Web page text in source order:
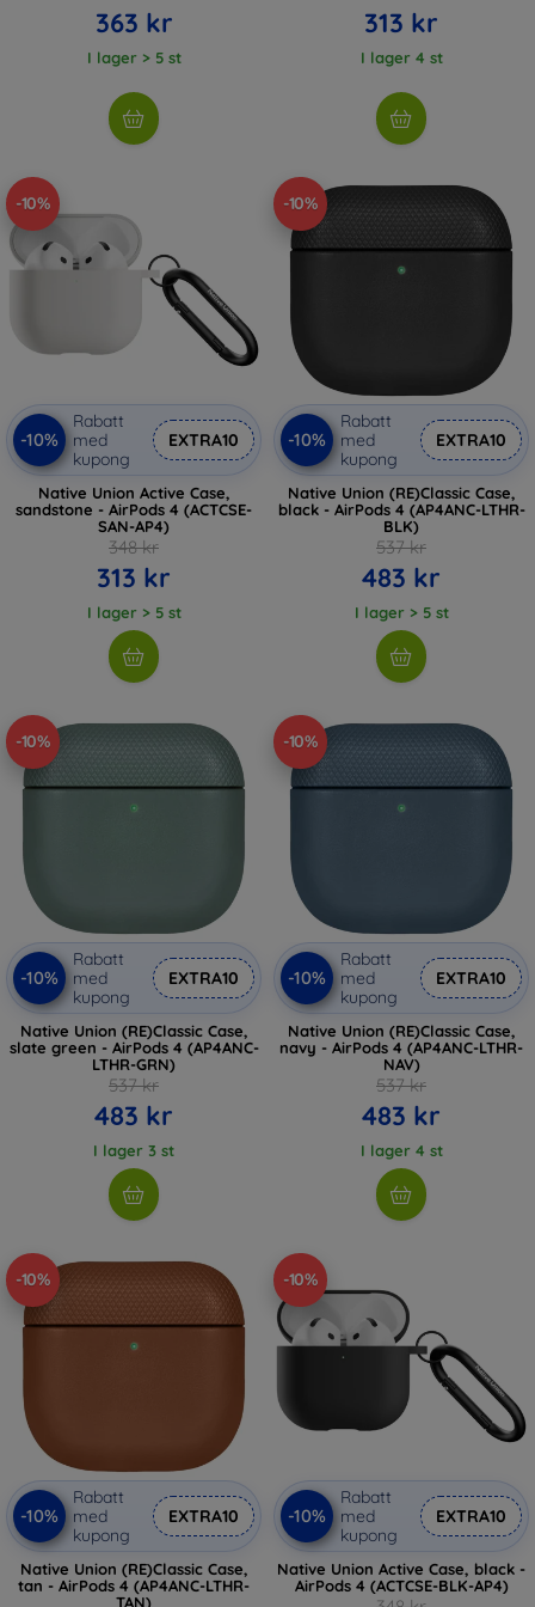
363 kr
I lager > 5 st
313 kr
I lager 4 st
-10%
-10%
Rabatt
med
kupong
EXTRA10
Native Union Active Case,
sandstone - AirPods 4 (ACTCSE-
SAN-AP4)
348 kr
313 kr
I lager > 5 st
-10%
-10%
Rabatt
med
kupong
EXTRA10
Native Union (RE)Classic Case,
black - AirPods 4 (AP4ANC-LTHR-
BLK)
537 kr
483 kr
I lager > 5 st
-10%
-10%
Rabatt
med
kupong
EXTRA10
Native Union (RE)Classic Case,
slate green - AirPods 4 (AP4ANC-
LTHR-GRN)
537 kr
483 kr
I lager 3 st
-10%
-10%
Rabatt
med
kupong
EXTRA10
Native Union (RE)Classic Case,
navy - AirPods 4 (AP4ANC-LTHR-
NAV)
537 kr
483 kr
I lager 4 st
-10%
-10%
Rabatt
med
kupong
EXTRA10
Native Union (RE)Classic Case,
tan - AirPods 4 (AP4ANC-LTHR-
TAN)
-10%
-10%
Rabatt
med
kupong
EXTRA10
Native Union Active Case, black -
AirPods 4 (ACTCSE-BLK-AP4)